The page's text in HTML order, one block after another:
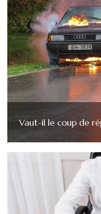
Vaut-il le coup de